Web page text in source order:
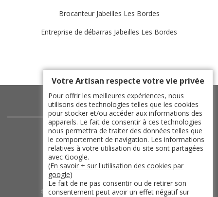
Brocanteur Jabeilles Les Bordes
Entreprise de débarras Jabeilles Les Bordes
indisponible
indisponible
indisponible
©2019 - 2026 TOUT DROIT RÉSERVÉ -
Votre Artisan respecte votre vie privée
Pour offrir les meilleures expériences, nous
utilisons des technologies telles que les cookies
pour stocker et/ou accéder aux informations des
appareils. Le fait de consentir à ces technologies
nous permettra de traiter des données telles que
le comportement de navigation. Les informations
relatives à votre utilisation du site sont partagées
avec Google.
(En savoir + sur l'utilisation des cookies par
google)
Le fait de ne pas consentir ou de retirer son
consentement peut avoir un effet négatif sur